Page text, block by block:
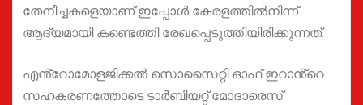
തേനീച്ചകളെയാണ് ഇപ്പോൾ കേരളത്തിൽനിന്ന്
ആദ്യമായി കണ്ടെത്തി രേഖപ്പെടുത്തിയിരിക്കുന്നത്.
എൻ്റോമോളജിക്കൽ സൊസൈറ്റി ഓഫ് ഇറാൻ്റെ
സഹകരണത്തോടെ ടാർബിയറ്റ് മോദാരെസ്